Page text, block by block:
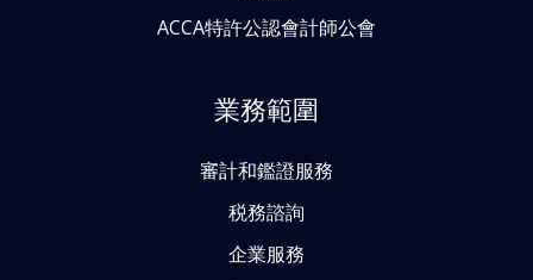
ACCA特許公認會計師公會
業務範圍
審計和鑑證服務
税務諮詢
企業服務